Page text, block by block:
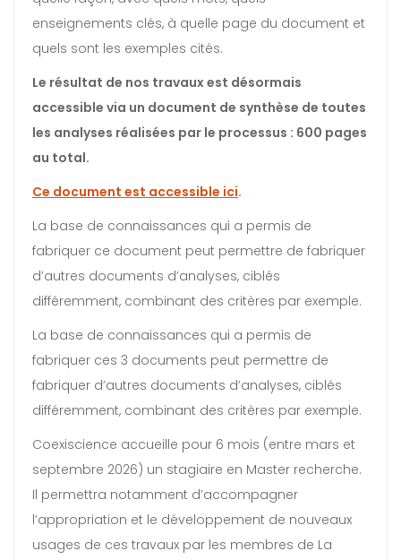
enseignements clés, à quelle page du document et
quels sont les exemples cités.
Le résultat de nos travaux est désormais
accessible via un document de synthèse de toutes
les analyses réalisées par le processus : 600 pages
au total.
Ce document est accessible ici.
La base de connaissances qui a permis de
fabriquer ce document peut permettre de fabriquer
d’autres documents d’analyses, ciblés
différemment, combinant des critères par exemple.
La base de connaissances qui a permis de
fabriquer ces 3 documents peut permettre de
fabriquer d’autres documents d’analyses, ciblés
différemment, combinant des critères par exemple.
Coexiscience accueille pour 6 mois (entre mars et
septembre 2026) un stagiaire en Master recherche.
Il permettra notamment d’accompagner
l’appropriation et le développement de nouveaux
usages de ces travaux par les membres de La